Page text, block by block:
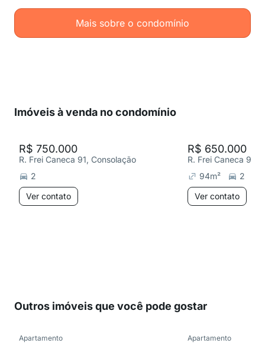
Mais sobre o condomínio
Imóveis à venda no condomínio
R$ 750.000
R. Frei Caneca 91, Consolação
2
Ver contato
R$ 650.000
R. Frei Caneca 91,
94m²
2
Ver contato
Outros imóveis que você pode gostar
Apartamento Apartamento